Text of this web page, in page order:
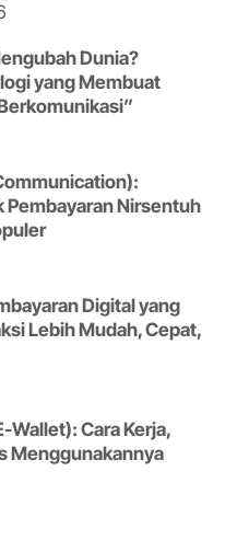
Dunia?
yang Membuat
Pembayaran Nirsentuh
Digital yang
Lebih Mudah, Cepat,
Wallet): Cara Kerja,
Menggunakannya